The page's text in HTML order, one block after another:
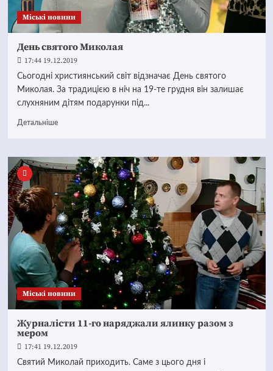
Mіські новини
День святого Миколая
17:44 19.12.2019
Сьогодні християнський світ відзначає День святого
Миколая. За традицією в ніч на 19-те грудня він залишає
слухняним дітям подарунки під...
Детальніше
Mіські новини
Журналісти 11-го наряджали ялинку разом з
мером
17:41 19.12.2019
Святий Миколай приходить. Саме з цього дня і